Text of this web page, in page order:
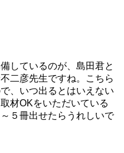
しているのが、島田君と
二彦先生ですね。こちら
、いつ出るとはいえない
材OKをいただいている
５冊出せたらうれしいで